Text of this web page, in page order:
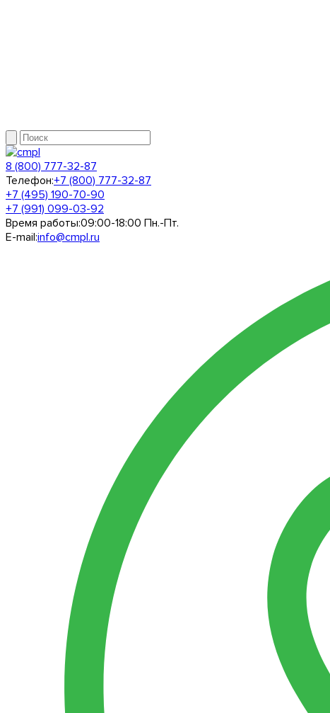
8 (800) 777-32-87
Телефон:+7 (800) 777-32-87
+7 (495) 190-70-90
+7 (991) 099-03-92
Время работы:09:00-18:00 Пн.-Пт.
E-mail:info@cmpl.ru